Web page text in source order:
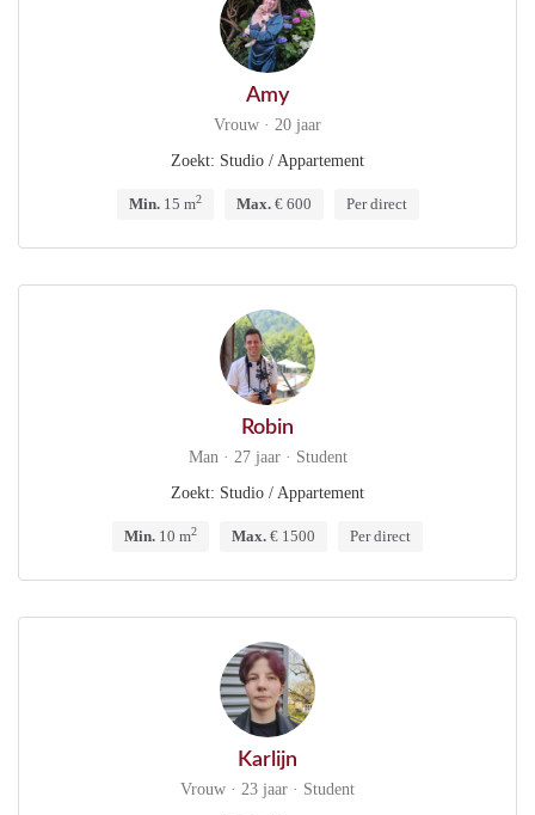
Amy
Vrouw · 20 jaar
Zoekt: Studio / Appartement
Min.15 m2 Max.€ 600 Per direct
Robin
Man · 27 jaar · Student
Zoekt: Studio / Appartement
Min. 10 m2 Max. € 1500 Per direct
Karlijn
Vrouw · 23 jaar · Student